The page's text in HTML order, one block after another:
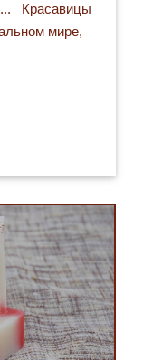
Красавицы
мире,